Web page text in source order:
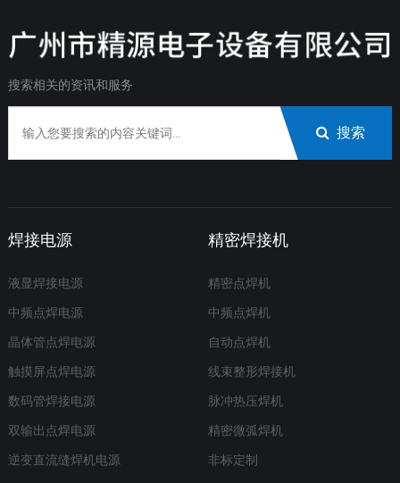
搜索相关的资讯和服务
搜索
焊接电源
液显焊接电源
中频点焊电源
晶体管点焊电源
触摸屏点焊电源
数码管焊接电源
双输出点焊电源
逆变直流缝焊机电源
精密焊接机
精密点焊机
中频点焊机
自动点焊机
线束整形焊接机
脉冲热压焊机
精密微弧焊机
非标定制